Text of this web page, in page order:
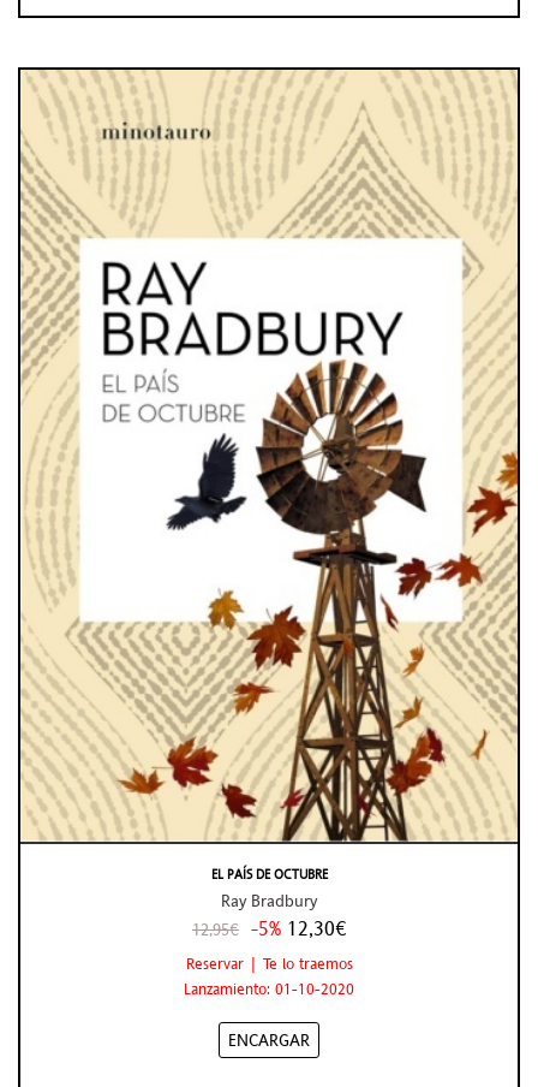
EL PAÍS DE OCTUBRE
Ray Bradbury
12,95€ -5% 12,30€
Reservar | Te lo traemos
Lanzamiento: 01-10-2020
ENCARGAR